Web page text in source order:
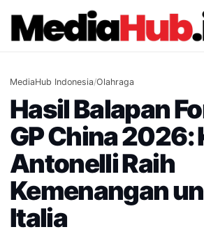
content
MediaHub Indonesia/Olahraga
Hasil Balapan
GP China 2026:
Antonelli Raih
Kemenangan
Italia